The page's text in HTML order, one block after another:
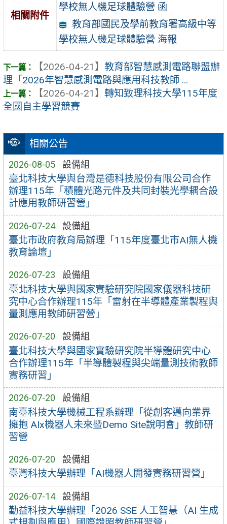
相關公告
2026-08-05 設備組
臺北科技大學與台灣是德科技股份有限公司合作
辦理115年「積體光路元件及共同封裝光學耦合設
計應用教師研習營」
2026-07-24 設備組
臺北市政府教育局辦理「115年度臺北市AI無人機
教育論壇」
2026-07-23 設備組
臺北科技大學與國家實驗研究院國家儀器科技研
究中心合作辦理115年「雷射在半導體產業製程與
量測應用教師研習營」
2026-07-20 設備組
臺北科技大學與國家實驗研究院半導體研究中心
合作辦理115年「半導體製程與尖端量測技術教師
實務研習」
2026-07-20 設備組
南臺科技大學機械工程系辦理「從創客邁向業界
擁抱 AIx機器人未來暨Demo Site說明會」教師研
習營
2026-07-20 設備組
臺灣科技大學辦理「AI機器人開發實務研習營」
2026-07-14 設備組
勤益科技大學辦理「2026 SSE 人工智慧（AI 生成
相關附件
學校無人機足球體驗營 函
教育部國民及學前教育署高級中等
學校無人機足球體驗營 海報
【2026-04-21】 教育部智慧感測電路聯盟辦
理「2026年智慧感測電路與應用科技教師 ...
【2026-04-21】 轉知致理科技大學115年度
全國自主學習競賽